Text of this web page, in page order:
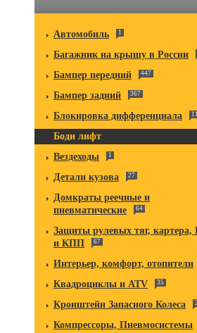
Автомобиль 1
Багажник на крышу в России
Бампер передний 447
Бампер задний 367
Блокировка дифференциала
Боди лифт
Вездеходы
1
Детали кузова 27
Домкраты реечные и
пневматические
64
Защиты рулевых тяг, картера,
и КПП
67
Интерьер, комфорт, отопители
Квадроциклы и ATV 35
Кронштейн Запасного Колеса
Компрессоры, Пневмосистемы